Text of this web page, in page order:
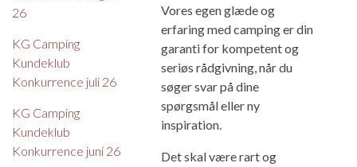
26
KG Camping
Kundeklub
Konkurrence juli 26
KG Camping
Kundeklub
Konkurrence juni 26
Vores egen glæde og
erfaring med camping er din
garanti for kompetent og
seriøs rådgivning, når du
søger svar på dine
spørgsmål eller ny
inspiration.
Det skal være rart og